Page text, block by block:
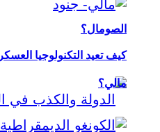
الصومال؟
كيف تعيد التكنولوجيا
مالي؟